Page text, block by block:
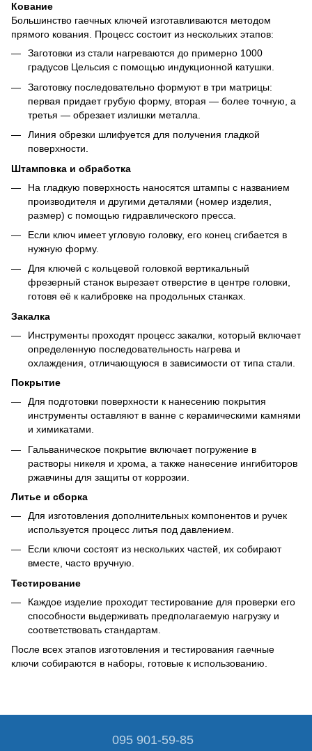
Кование
Большинство гаечных ключей изготавливаются методом
прямого кования. Процесс состоит из нескольких этапов:
Заготовки из стали нагреваются до примерно 1000
градусов Цельсия с помощью индукционной катушки.
Заготовку последовательно формуют в три матрицы:
первая придает грубую форму, вторая — более точную, а
третья — обрезает излишки металла.
Линия обрезки шлифуется для получения гладкой
поверхности.
Штамповка и обработка
На гладкую поверхность наносятся штампы с названием
производителя и другими деталями (номер изделия,
размер) с помощью гидравлического пресса.
Если ключ имеет угловую головку, его конец сгибается в
нужную форму.
Для ключей с кольцевой головкой вертикальный
фрезерный станок вырезает отверстие в центре головки,
готовя её к калибровке на продольных станках.
Закалка
Инструменты проходят процесс закалки, который включает
определенную последовательность нагрева и
охлаждения, отличающуюся в зависимости от типа стали.
Покрытие
Для подготовки поверхности к нанесению покрытия
инструменты оставляют в ванне с керамическими камнями
и химикатами.
Гальваническое покрытие включает погружение в
растворы никеля и хрома, а также нанесение ингибиторов
ржавчины для защиты от коррозии.
Литье и сборка
Для изготовления дополнительных компонентов и ручек
используется процесс литья под давлением.
Если ключи состоят из нескольких частей, их собирают
вместе, часто вручную.
Тестирование
Каждое изделие проходит тестирование для проверки его
способности выдерживать предполагаемую нагрузку и
соответствовать стандартам.
После всех этапов изготовления и тестирования гаечные
ключи собираются в наборы, готовые к использованию.
095 901-59-85